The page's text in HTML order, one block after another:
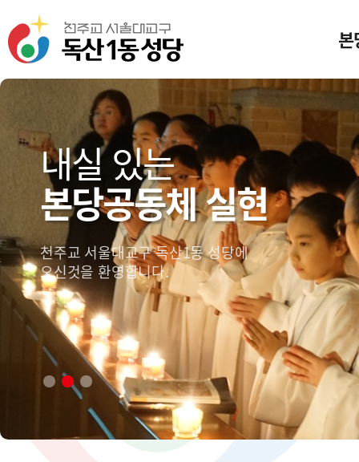
본
본
성
독
찾
내실 있는
본당공동체 실현
천주교 서울대교구 독산1동 성당에
오신것을 환영합니다.